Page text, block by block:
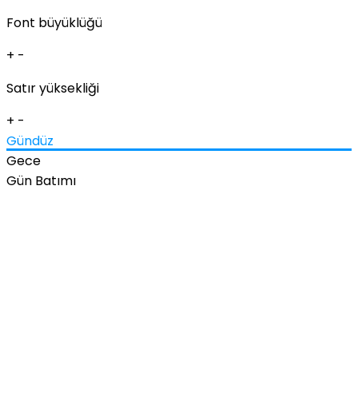
Font büyüklüğü
+ -
Satır yüksekliği
+ -
Gündüz
Gece
Gün Batımı